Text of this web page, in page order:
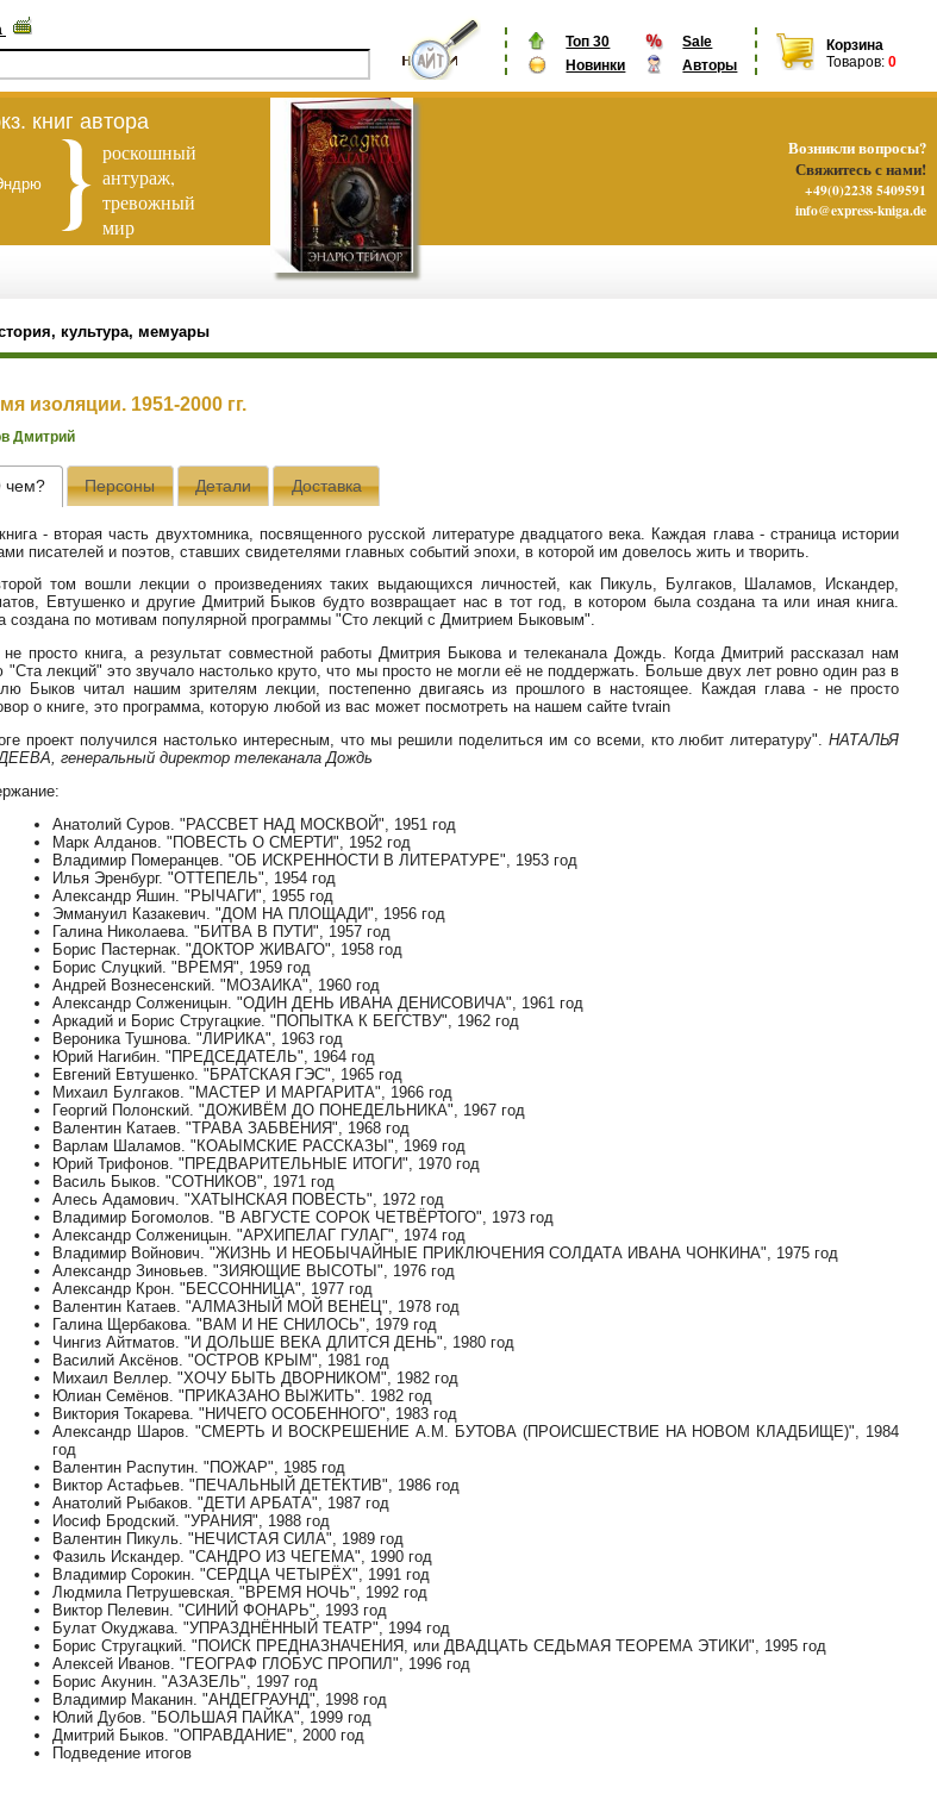
Топ 30
Sale
Новинки
Авторы
Корзина
Товаров: 0
книг автора
роскошный
антураж,
тревожный
мир
культура, мемуары
изоляции. 1951-2000 гг.
Дмитрий
чем? Персоны Детали Доставка
- вторая часть двухтомника, посвященного русской литературе двадцатого века. Каждая глава - страница истории
писателей и поэтов, ставших свидетелями главных событий эпохи, в которой им довелось жить и творить.
том вошли лекции о произведениях таких выдающихся личностей, как Пикуль, Булгаков, Шаламов, Искандер,
Евтушенко и другие Дмитрий Быков будто возвращает нас в тот год, в котором была создана та или иная книга.
создана по мотивам популярной программы "Сто лекций с Дмитрием Быковым".
просто книга, а результат совместной работы Дмитрия Быкова и телеканала Дождь. Когда Дмитрий рассказал нам
"Ста лекций" это звучало настолько круто, что мы просто не могли её не поддержать. Больше двух лет ровно один раз в
Быков читал нашим зрителям лекции, постепенно двигаясь из прошлого в настоящее. Каждая глава - не просто
о книге, это программа, которую любой из вас может посмотреть на нашем сайте tvrain
проект получился настолько интересным, что мы решили поделиться им со всеми, кто любит литературу".НАТАЛЬЯ
генеральный директор телеканала Дождь
Анатолий Суров. "РАССВЕТ НАД МОСКВОЙ", 1951 год
Марк Алданов. "ПОВЕСТЬ О СМЕРТИ", 1952 год
Владимир Померанцев. "ОБ ИСКРЕННОСТИ В ЛИТЕРАТУРЕ", 1953 год
Илья Эренбург. "ОТТЕПЕЛЬ", 1954 год
Александр Яшин. "РЫЧАГИ", 1955 год
Эммануил Казакевич. "ДОМ НА ПЛОЩАДИ", 1956 год
Галина Николаева. "БИТВА В ПУТИ", 1957 год
Борис Пастернак. "ДОКТОР ЖИВАГО", 1958 год
Борис Слуцкий. "ВРЕМЯ", 1959 год
Андрей Вознесенский. "МОЗАИКА", 1960 год
Александр Солженицын. "ОДИН ДЕНЬ ИВАНА ДЕНИСОВИЧА", 1961 год
Аркадий и Борис Стругацкие. "ПОПЫТКА К БЕГСТВУ", 1962 год
Вероника Тушнова. "ЛИРИКА", 1963 год
Юрий Нагибин. "ПРЕДСЕДАТЕЛЬ", 1964 год
Евгений Евтушенко. "БРАТСКАЯ ГЭС", 1965 год
Михаил Булгаков. "МАСТЕР И МАРГАРИТА", 1966 год
Георгий Полонский. "ДОЖИВЁМ ДО ПОНЕДЕЛЬНИКА", 1967 год
Валентин Катаев. "ТРАВА ЗАБВЕНИЯ", 1968 год
Варлам Шаламов. "КОАЫМСКИЕ РАССКАЗЫ", 1969 год
Юрий Трифонов. "ПРЕДВАРИТЕЛЬНЫЕ ИТОГИ", 1970 год
Василь Быков. "СОТНИКОВ", 1971 год
Алесь Адамович. "ХАТЫНСКАЯ ПОВЕСТЬ", 1972 год
Владимир Богомолов. "В АВГУСТЕ СОРОК ЧЕТВЁРТОГО", 1973 год
Александр Солженицын. "АРХИПЕЛАГ ГУЛАГ", 1974 год
Владимир Войнович. "ЖИЗНЬ И НЕОБЫЧАЙНЫЕ ПРИКЛЮЧЕНИЯ СОЛДАТА ИВАНА ЧОНКИНА", 1975 год
Александр Зиновьев. "ЗИЯЮЩИЕ ВЫСОТЫ", 1976 год
Александр Крон. "БЕССОННИЦА", 1977 год
Валентин Катаев. "АЛМАЗНЫЙ МОЙ ВЕНЕЦ", 1978 год
Галина Щербакова. "ВАМ И НЕ СНИЛОСЬ", 1979 год
Чингиз Айтматов. "И ДОЛЬШЕ ВЕКА ДЛИТСЯ ДЕНЬ", 1980 год
Василий Аксёнов. "ОСТРОВ КРЫМ", 1981 год
Михаил Веллер. "ХОЧУ БЫТЬ ДВОРНИКОМ", 1982 год
Юлиан Семёнов. "ПРИКАЗАНО ВЫЖИТЬ". 1982 год
Виктория Токарева. "НИЧЕГО ОСОБЕННОГО", 1983 год
Александр Шаров. "СМЕРТЬ И ВОСКРЕШЕНИЕ А.М. БУТОВА (ПРОИСШЕСТВИЕ НА НОВОМ КЛАДБИЩЕ)", 1984
год
Валентин Распутин. "ПОЖАР", 1985 год
Виктор Астафьев. "ПЕЧАЛЬНЫЙ ДЕТЕКТИВ", 1986 год
Анатолий Рыбаков. "ДЕТИ АРБАТА", 1987 год
Иосиф Бродский. "УРАНИЯ", 1988 год
Валентин Пикуль. "НЕЧИСТАЯ СИЛА", 1989 год
Фазиль Искандер. "САНДРО ИЗ ЧЕГЕМА", 1990 год
Владимир Сорокин. "СЕРДЦА ЧЕТЫРЁХ", 1991 год
Людмила Петрушевская. "ВРЕМЯ НОЧЬ", 1992 год
Виктор Пелевин. "СИНИЙ ФОНАРЬ", 1993 год
Булат Окуджава. "УПРАЗДНЁННЫЙ ТЕАТР", 1994 год
Борис Стругацкий. "ПОИСК ПРЕДНАЗНАЧЕНИЯ, или ДВАДЦАТЬ СЕДЬМАЯ ТЕОРЕМА ЭТИКИ", 1995 год
Алексей Иванов. "ГЕОГРАФ ГЛОБУС ПРОПИЛ", 1996 год
Борис Акунин. "АЗАЗЕЛЬ", 1997 год
Владимир Маканин. "АНДЕГРАУНД", 1998 год
Юлий Дубов. "БОЛЬШАЯ ПАЙКА", 1999 год
Дмитрий Быков. "ОПРАВДАНИЕ", 2000 год
Подведение итогов
Возникли вопросы?
Свяжитесь с нами!
+49(0)2238 5409591
info@express-kniga.de